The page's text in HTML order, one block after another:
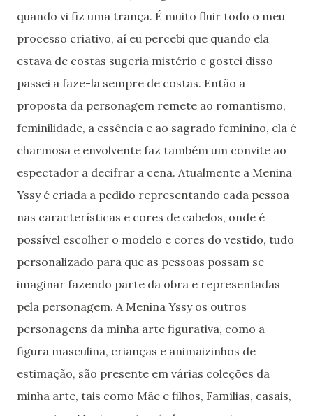
quando vi fiz uma trança. É muito fluir todo o meu
processo criativo, aí eu percebi que quando ela
estava de costas sugeria mistério e gostei disso
passei a faze-la sempre de costas. Então a
proposta da personagem remete ao romantismo,
feminilidade, a essência e ao sagrado feminino, ela é
charmosa e envolvente faz também um convite ao
espectador a decifrar a cena. Atualmente a Menina
Yssy é criada a pedido representando cada pessoa
nas características e cores de cabelos, onde é
possível escolher o modelo e cores do vestido, tudo
personalizado para que as pessoas possam se
imaginar fazendo parte da obra e representadas
pela personagem. A Menina Yssy os outros
personagens da minha arte figurativa, como a
figura masculina, crianças e animaizinhos de
estimação, são presente em várias coleções da
minha arte, tais como Mãe e filhos, Famílias, casais,